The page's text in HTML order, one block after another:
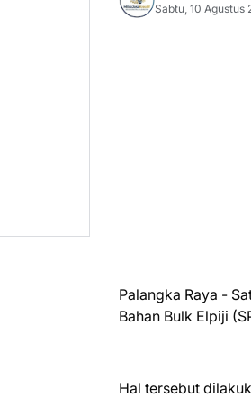
Sabtu, 10 Agustus
Palangka Raya -
Bahan Bulk Elpiji
Hal tersebut